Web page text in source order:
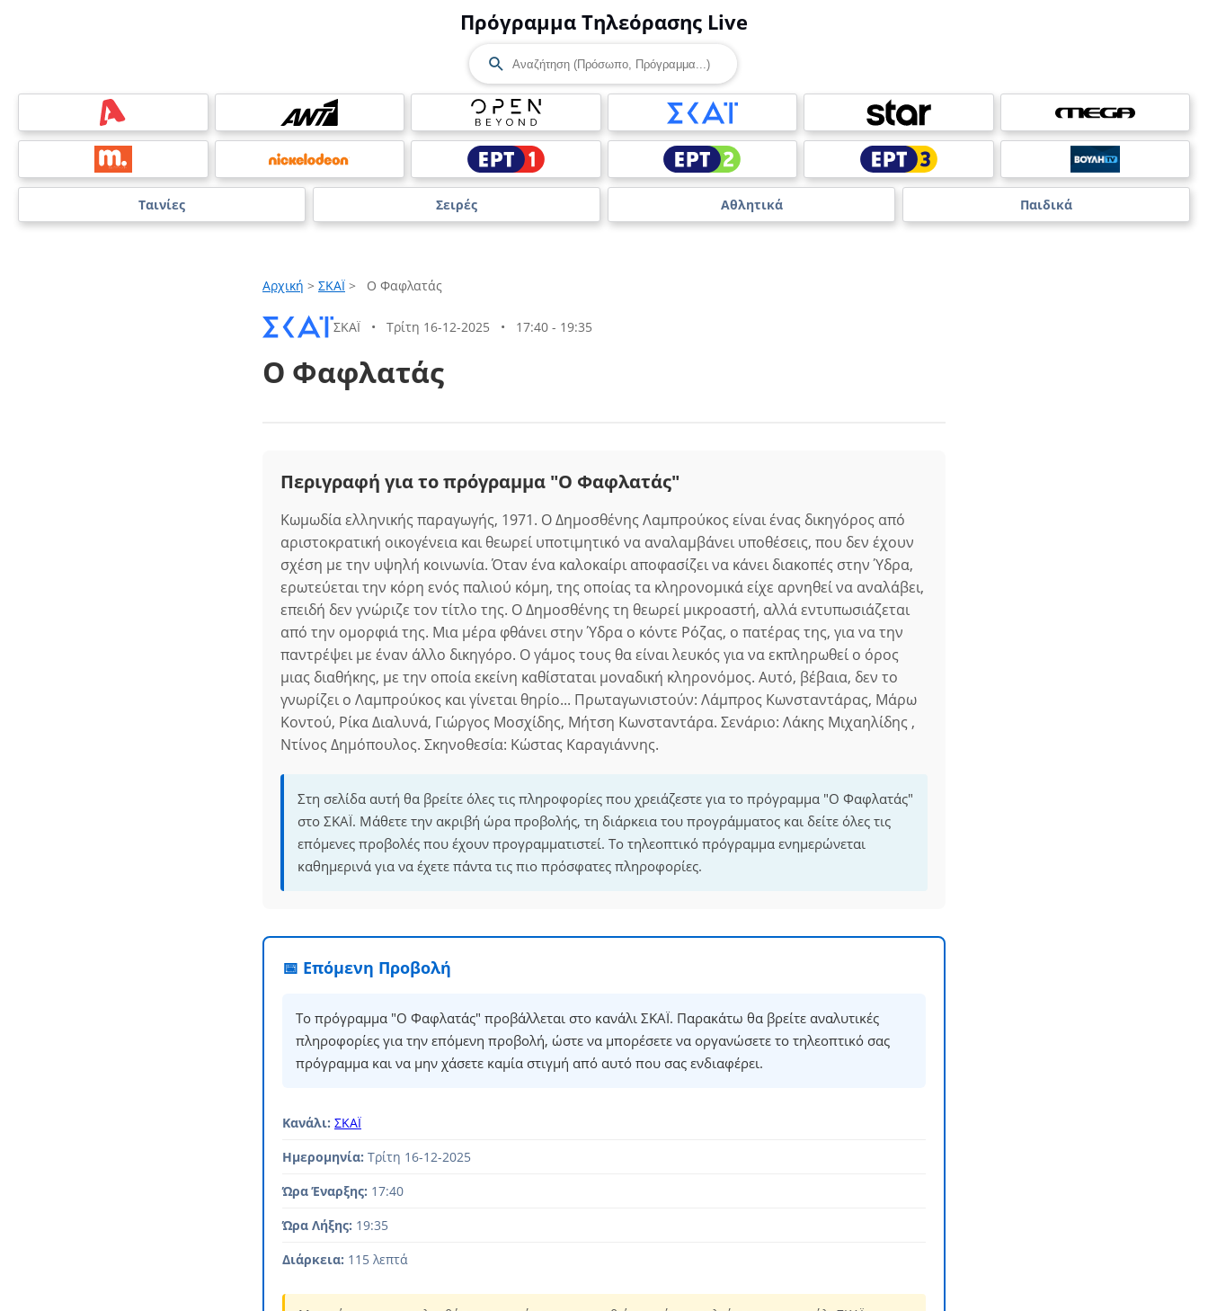
Πρόγραμμα Τηλεόρασης Live
Ταινίες Σειρές Αθλητικά Παιδικά
Αρχική > ΣΚΑΪ > Ο Φαφλατάς
ΣΚΑΪ • Τρίτη 16-12-2025 • 17:40 - 19:35
Ο Φαφλατάς
Περιγραφή για το πρόγραμμα "Ο Φαφλατάς"
Κωμωδία ελληνικής παραγωγής, 1971. Ο Δημοσθένης Λαμπρούκος είναι ένας δικηγόρος από
αριστοκρατική οικογένεια και θεωρεί υποτιμητικό να αναλαμβάνει υποθέσεις, που δεν έχουν
σχέση με την υψηλή κοινωνία. Όταν ένα καλοκαίρι αποφασίζει να κάνει διακοπές στην Ύδρα,
ερωτεύεται την κόρη ενός παλιού κόμη, της οποίας τα κληρονομικά είχε αρνηθεί να αναλάβει,
επειδή δεν γνώριζε τον τίτλο της. Ο Δημοσθένης τη θεωρεί μικροαστή, αλλά εντυπωσιάζεται
από την ομορφιά της. Μια μέρα φθάνει στην Ύδρα ο κόντε Ρόζας, ο πατέρας της, για να την
παντρέψει με έναν άλλο δικηγόρο. Ο γάμος τους θα είναι λευκός για να εκπληρωθεί ο όρος
μιας διαθήκης, με την οποία εκείνη καθίσταται μοναδική κληρονόμος. Αυτό, βέβαια, δεν το
γνωρίζει ο Λαμπρούκος και γίνεται θηρίο... Πρωταγωνιστούν: Λάμπρος Κωνσταντάρας, Μάρω
Κοντού, Ρίκα Διαλυνά, Γιώργος Μοσχίδης, Μήτση Κωνσταντάρα. Σενάριο: Λάκης Μιχαηλίδης ,
Ντίνος Δημόπουλος. Σκηνοθεσία: Κώστας Καραγιάννης.
Στη σελίδα αυτή θα βρείτε όλες τις πληροφορίες που χρειάζεστε για το πρόγραμμα "Ο Φαφλατάς"
στο ΣΚΑΪ. Μάθετε την ακριβή ώρα προβολής, τη διάρκεια του προγράμματος και δείτε όλες τις
επόμενες προβολές που έχουν προγραμματιστεί. Το τηλεοπτικό πρόγραμμα ενημερώνεται
καθημερινά για να έχετε πάντα τις πιο πρόσφατες πληροφορίες.
📅 Επόμενη Προβολή
Το πρόγραμμα "Ο Φαφλατάς" προβάλλεται στο κανάλι ΣΚΑΪ. Παρακάτω θα βρείτε αναλυτικές
πληροφορίες για την επόμενη προβολή, ώστε να μπορέσετε να οργανώσετε το τηλεοπτικό σας
πρόγραμμα και να μην χάσετε καμία στιγμή από αυτό που σας ενδιαφέρει.
Κανάλι: ΣΚΑΪ
Ημερομηνία: Τρίτη 16-12-2025
Ώρα Έναρξης: 17:40
Ώρα Λήξης: 19:35
Διάρκεια: 115 λεπτά